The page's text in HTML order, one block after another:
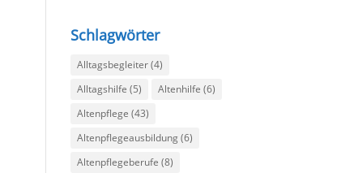
Schlagwörter
Alltagsbegleiter(4)
Alltagshilfe (5) Altenhilfe (6)
Altenpflege (43)
Altenpflegeausbildung(6)
Altenpflegeberufe (8)